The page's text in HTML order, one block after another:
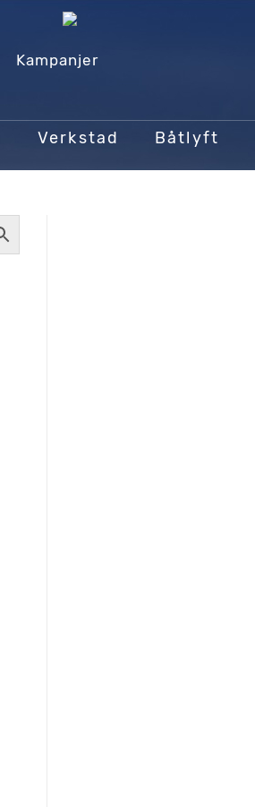
Kampanjer
Verkstad Båtlyft